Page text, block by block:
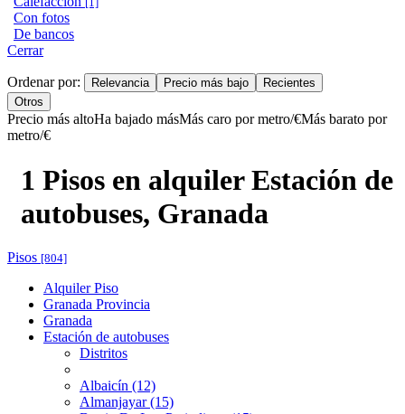
Con fotos
De bancos
Cerrar
Ordenar por: Relevancia Precio más bajo
Recientes
Otros
Precio más altoHa bajado másMás caro por metro/€Más barato por
metro/€
1 Pisos en alquiler Estación de
autobuses, Granada
Pisos [804]
Alquiler Piso
Granada Provincia
Granada
Estación de autobuses
Distritos
Albaicín (12)
Almanjayar (15)